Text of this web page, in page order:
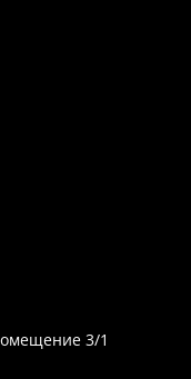
3/1